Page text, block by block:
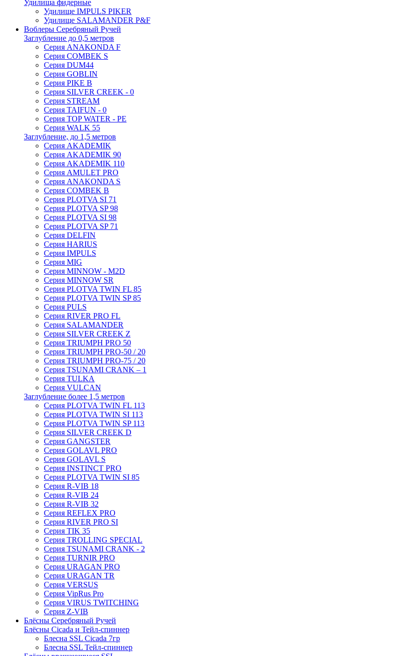
Удилища фидерные
Удилище IMPULS PIKER
Удилище SALAMANDER P&F
Воблеры Серебряный Ручей
Заглубление до 0,5 метров
Серия ANAKONDA F
Серия COMBEK S
Серия DUM44
Серия GOBLIN
Серия PIKE B
Серия SILVER CREEK - 0
Серия STREAM
Серия TAIFUN - 0
Серия TOP WATER - PE
Серия WALK 55
Заглубление, до 1,5 метров
Серия AKADEMIK
Серия AKADEMIK 90
Серия AKADEMIK 110
Серия AMULET PRO
Серия ANAKONDA S
Серия COMBEK B
Серия PLOTVA SI 71
Серия PLOTVA SP 98
Серия PLOTVA SI 98
Серия PLOTVA SP 71
Серия DELFIN
Серия HARIUS
Серия IMPULS
Серия MIG
Серия MINNOW - M2D
Серия MINNOW SR
Серия PLOTVA TWIN FL 85
Серия PLOTVA TWIN SP 85
Серия PULS
Серия RIVER PRO FL
Серия SALAMANDER
Серия SILVER CREEK Z
Серия TRIUMPH PRO 50
Серия TRIUMPH PRO-50 / 20
Серия TRIUMPH PRO-75 / 20
Серия TSUNAMI CRANK – 1
Серия TULKA
Серия VULCAN
Заглубление более 1,5 метров
Серия PLOTVA TWIN FL 113
Серия PLOTVA TWIN SI 113
Серия PLOTVA TWIN SP 113
Серия SILVER CREEK D
Серия GANGSTER
Серия GOLAVL PRO
Серия GOLAVL S
Серия INSTINCT PRO
Серия PLOTVA TWIN SI 85
Серия R-VIB 18
Серия R-VIB 24
Серия R-VIB 32
Серия REFLEX PRO
Серия RIVER PRO SI
Серия TIK 35
Серия TROLLING SPECIAL
Серия TSUNAMI CRANK - 2
Серия TURNIR PRO
Серия URAGAN PRO
Серия URAGAN TR
Серия VERSUS
Серия VipRus Pro
Серия VIRUS TWITCHING
Серия Z-VIB
Блёсны Серебряный Ручей
Блёсны Cicada и Тейл-спиннер
Блесна SSL Cicada 7гр
Блесна SSL Тейл-спиннер